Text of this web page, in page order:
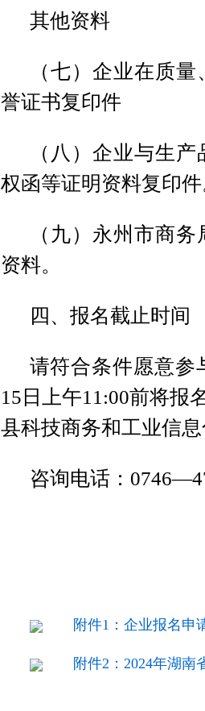
其他资料
（七）企业在质
誉证书复印件
（八）企业与生
权函等证明资料复印
（九）永州市商
资料。
四、报名截止时间
请符合条件愿意参
15日上午11:00前将报
县科技商务和工业信
咨询电话：
附件1：企业报名申
附件2：2024年湖南